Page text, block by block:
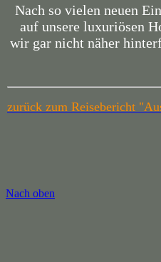
Nach so vielen neuen
auf unsere luxuriösen
wir gar nicht näher
zurück zum Reisebericht
Nach oben